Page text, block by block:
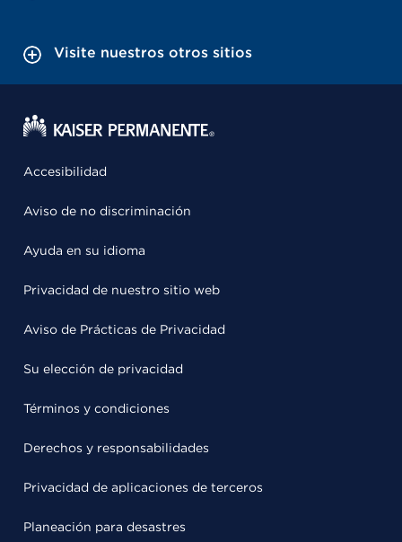
Visite nuestros otros sitios
Accesibilidad
Aviso de no discriminación
Ayuda en su idioma
Privacidad de nuestro sitio web
Aviso de Prácticas de Privacidad
Su elección de privacidad
Términos y condiciones
Derechos y responsabilidades
Privacidad de aplicaciones de terceros
Planeación para desastres